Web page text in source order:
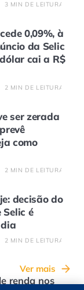
3 MIN DE LEITURA
0,09%, à
da Selic
cai a R$
2 MIN DE LEITURA
ser zerada
como
2 MIN DE LEITURA
decisão do
Selic é
2 MIN DE LEITURA
Ver mais
renda nos